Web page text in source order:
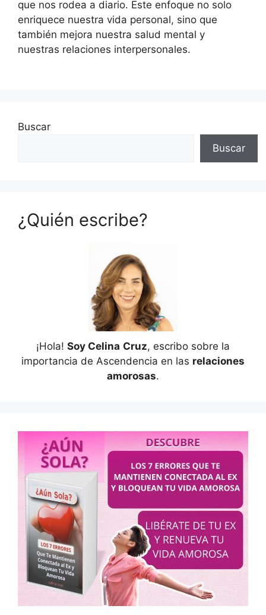
que nos rodea a diario. Este enfoque no solo
enriquece nuestra vida personal, sino que
también mejora nuestra salud mental y
nuestras relaciones interpersonales.
Buscar
Buscar
¿Quién escribe?
¡Hola! Soy Celina Cruz, escribo sobre la
importancia de Ascendencia en las relaciones
amorosas.